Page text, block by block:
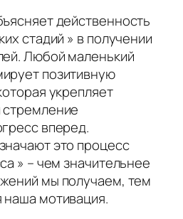
действенность
стадий » в получении
Любой маленький
позитивную
укрепляет
вперед.
это процесс
» – чем значительнее
мы получаем, тем
мотивация.